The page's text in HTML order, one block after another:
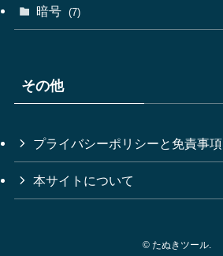
暗号 (7)
その他
プライバシーポリシーと免責事項
本サイトについて
©たぬきツール.